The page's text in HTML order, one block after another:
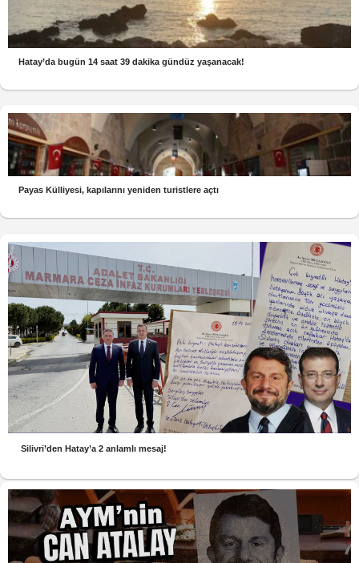
Hatay’da bugün 14 saat 39 dakika gündüz yaşanacak!
Payas Külliyesi, kapılarını yeniden turistlere açtı
Silivri’den Hatay’a 2 anlamlı mesaj!